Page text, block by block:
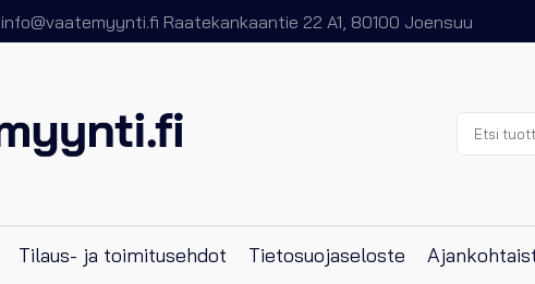
info@vaatemyynti.fi Raatekankaantie 22 A1, 80100 Joensuu
Etsi:
Tilaus- ja toimitusehdot Tietosuojaseloste